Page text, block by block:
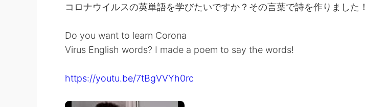
コロナウイルスの英単語を学びたいですか？その言葉で詩を作りました！
Do you want to learn Corona
Virus English words? I made a poem to say the words!
https://youtu.be/7tBgVVYh0rc